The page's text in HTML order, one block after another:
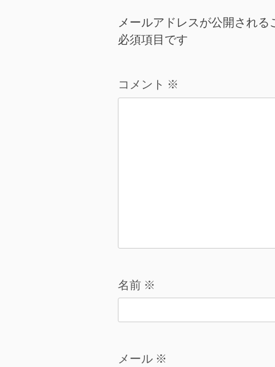
ビ
ゲ
シ
メールアドレスが公開される
必須項目です
コメント ※
名前 ※
メール ※